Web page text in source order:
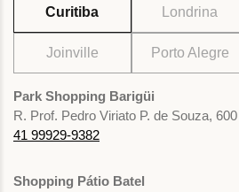
Curitiba Londrina
Joinville Porto Alegre
Park Shopping Barigüi
R. Prof. Pedro Viriato P. de Souza, 600
41 99929-9382
Shopping Pátio Batel